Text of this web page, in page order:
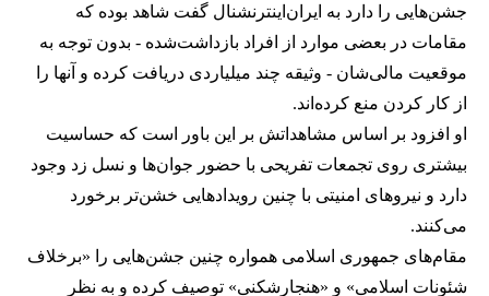
جشن‌هایی را دارد به ایران‌اینترنشنال گفت شاهد بوده که
مقامات در بعضی موارد از افراد بازداشت‌‌شده - بدون توجه به
موقعیت مالی‌شان - وثیقه چند میلیاردی دریافت کرده و آنها را
از کار کردن منع کرده‌اند.
او افزود بر اساس مشاهداتش بر این باور است که حساسیت
بیشتری روی تجمعات تفریحی با حضور جوان‌ها و نسل زد وجود
دارد و نیروهای امنیتی با چنین رویدادهایی خشن‌تر برخورد
می‌کنند.
مقام‌های جمهوری اسلامی همواره چنین جشن‌هایی را «برخلاف
شئونات اسلامی» و «هنجارشکنی» توصیف کرده و به نظر